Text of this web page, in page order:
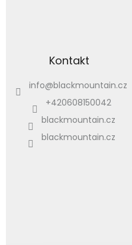
Kontakt
info@blackmountain.cz
+420608150042
blackmountain.cz
blackmountain.cz